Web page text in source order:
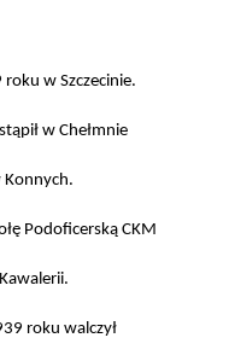
w Szczecinie.
w Chełmnie
Konnych.
Podoficerską CKM
roku walczył